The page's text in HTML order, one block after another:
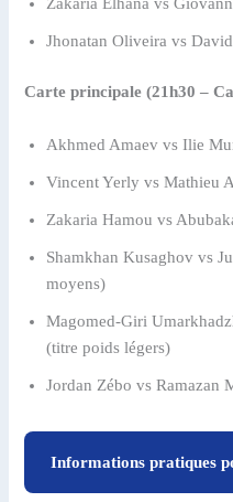
Zakaria Elhana vs
Jhonatan Oliveira vs
Carte principale (21h30 –
Akhmed Amaev vs Ilie
Vincent Yerly vs Mathieu
Zakaria Hamou vs
Shamkhan Kusaghov vs
moyens)
Magomed-Giri
(titre poids légers)
Jordan Zébo vs Ramazan
Informations pratiques